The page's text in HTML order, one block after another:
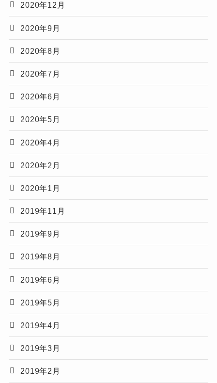
2020年12月
2020年9月
2020年8月
2020年7月
2020年6月
2020年5月
2020年4月
2020年2月
2020年1月
2019年11月
2019年9月
2019年8月
2019年6月
2019年5月
2019年4月
2019年3月
2019年2月